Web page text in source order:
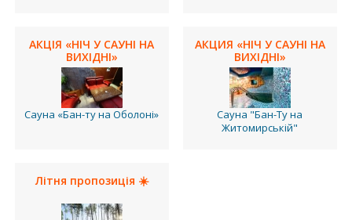
АКЦІЯ «НІЧ У САУНІ НА
ВИХІДНІ»
Сауна «Бан-ту на Оболоні»
АКЦИЯ «НІЧ У САУНІ НА
ВИХІДНІ»
Сауна "Бан-Ту на
Житомирській"
Літня пропозиція ☀️